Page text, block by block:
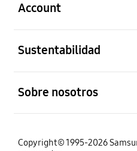
Account
Sustentabilidad
Sobre nosotros
Copyright© 1995-2026